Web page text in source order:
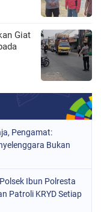
Giat
Pengamat:
Bukan
Ibun Polresta
Patroli KRYD Setiap